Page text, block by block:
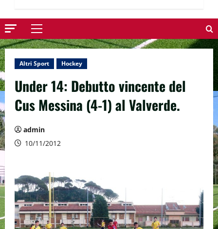
Menu
principale
Altri Sport Hockey
Under 14: Debutto vincente del
Cus Messina (4-1) al Valverde.
admin
10/11/2012